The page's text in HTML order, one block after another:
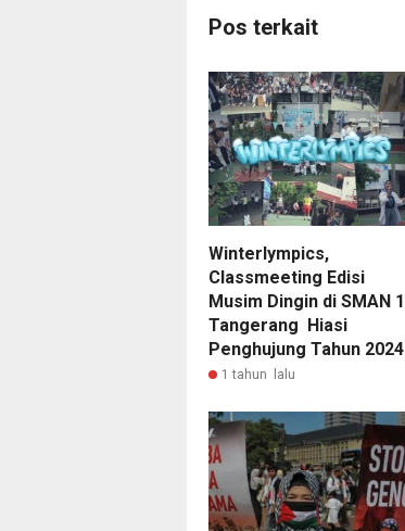
Pos terkait
Winterlympics,
Classmeeting Edisi
Musim Dingin di SMAN 1
Tangerang Hiasi
Penghujung Tahun 2024
1 tahun lalu